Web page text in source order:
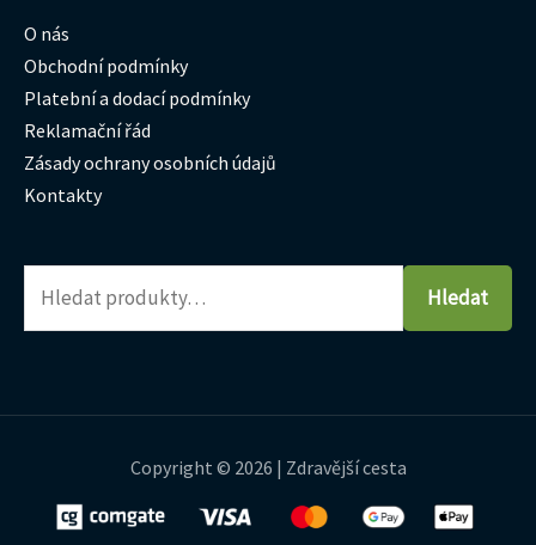
O nás
Obchodní podmínky
Platební a dodací podmínky
Reklamační řád
Zásady ochrany osobních údajů
Kontakty
Hledat
Copyright © 2026 | Zdravější cesta